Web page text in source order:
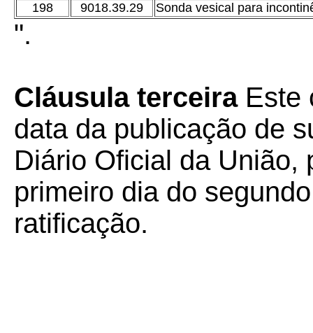
198
9018.39.29 Sonda vesical para
".
Cláusula terceiraEste
data da publicação de
Diário Oficial da União,
primeiro dia do
ratificação.